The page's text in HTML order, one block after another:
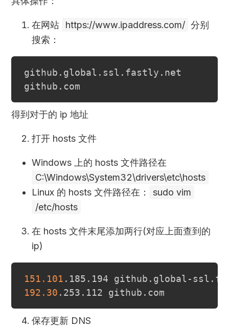
在网站 https://www.ipaddress.com/ 分别
搜索：
github.global.ssl.fastly.net
得到对于的 ip 地址
打开 hosts 文件
Windows 上的 hosts 文件路径在
C:\Windows\System32\drivers\etc\hosts
Linux 的 hosts 文件路径在：
sudo vim
/etc/hosts
在 hosts 文件末尾添加两行(对应上面查到的
ip)
151.101
192.30
保存更新 DNS